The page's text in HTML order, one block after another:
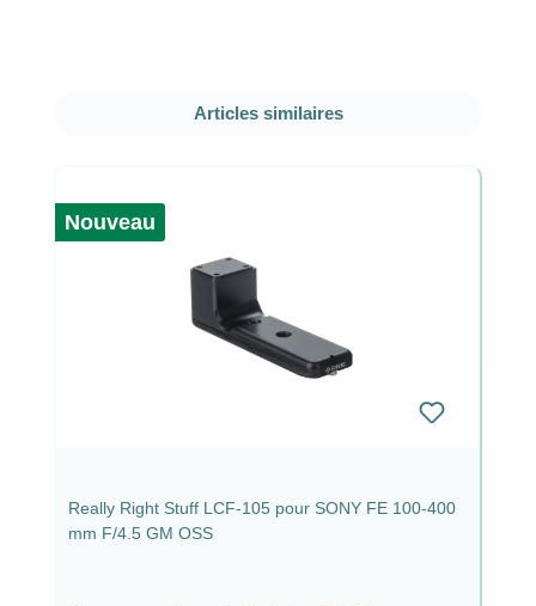
Ignorer la galerie de produits
Articles similaires
Nouveau
Really Right Stuff LCF-105 pour SONY FE 100-400
mm F/4.5 GM OSS